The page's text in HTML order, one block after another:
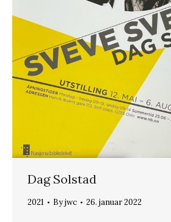
Dag Solstad
2021 Byjwc 26. januar 2022